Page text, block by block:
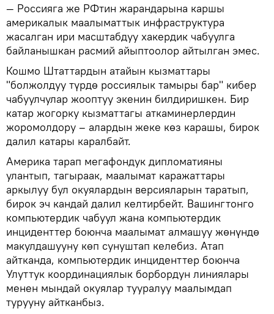
— Россияга же РФтин жарандарына каршы
америкалык маалыматтык инфраструктура
жасалган ири масштабдуу хакердик чабуулга
байланышкан расмий айыптоолор айтылган эмес.
Кошмо Штаттардын атайын кызматтары
"болжолдуу түрдө россиялык тамыры бар" кибер
чабуулчулар жооптуу экенин билдиришкен. Бир
катар жогорку кызматтагы аткаминерлердин
жоромолдору – алардын жеке көз карашы, бирок
далил катары каралбайт.
Америка тарап мегафондук дипломатияны
улантып, тагыраак, маалымат каражаттары
аркылуу бул окуялардын версияларын таратып,
бирок эч кандай далил келтирбейт. Вашингтонго
компьютердик чабуул жана компьютердик
инциденттер боюнча маалымат алмашуу жөнүндө
макулдашууну көп сунуштап келебиз. Атап
айтканда, компьютердик инциденттер боюнча
Улуттук координациялык борбордун линиялары
менен мындай окуялар тууралуу маалымдап
турууну айтканбыз.